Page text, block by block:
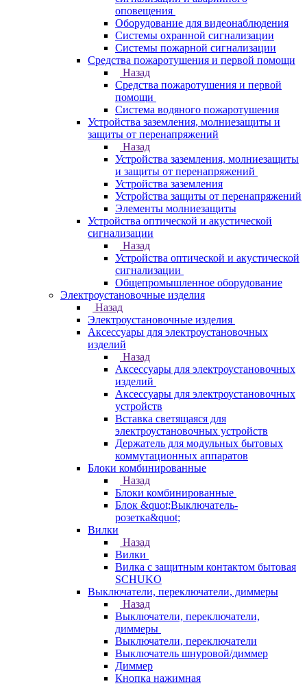
оповещения
Оборудование для видеонаблюдения
Системы охранной сигнализации
Системы пожарной сигнализации
Средства пожаротушения и первой помощи
Назад
Средства пожаротушения и первой
помощи
Система водяного пожаротушения
Устройства заземления, молниезащиты и
защиты от перенапряжений
Назад
Устройства заземления, молниезащиты
и защиты от перенапряжений
Устройства заземления
Устройства защиты от перенапряжений
Элементы молниезащиты
Устройства оптической и акустической
сигнализации
Назад
Устройства оптической и акустической
сигнализации
Общепромышленное оборудование
Электроустановочные изделия
Назад
Электроустановочные изделия
Аксессуары для электроустановочных
изделий
Назад
Аксессуары для электроустановочных
изделий
Аксессуары для электроустановочных
устройств
Вставка светящаяся для
электроустановочных устройств
Держатель для модульных бытовых
коммутационных аппаратов
Блоки комбинированные
Назад
Блоки комбинированные
Блок &quot;Выключатель-
розетка&quot;
Вилки
Назад
Вилки
Вилка с защитным контактом бытовая
SCHUKO
Выключатели, переключатели, диммеры
Назад
Выключатели, переключатели,
диммеры
Выключатели, переключатели
Выключатель шнуровой/диммер
Диммер
Кнопка нажимная